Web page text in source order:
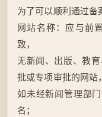
为了可以顺利通过备
网站名称：应与前
致，
无新闻、出版、教
批或专项审批的网站
如未经新闻管理部
名；